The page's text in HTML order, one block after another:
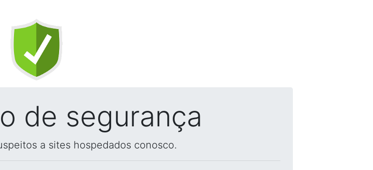
de segurança
a sites hospedados conosco.